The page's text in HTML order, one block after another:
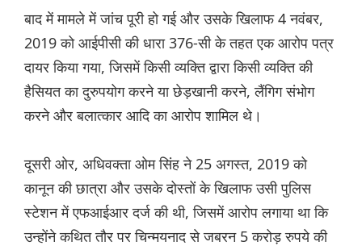
बाद में मामले में जांच पूरी हो गई और उसके खिलाफ 4 नवंबर,
2019 को आईपीसी की धारा 376-सी के तहत एक आरोप पत्र
दायर किया गया, जिसमें किसी व्यक्ति द्वारा किसी व्यक्ति की
हैसियत का दुरुपयोग करने या छेड़खानी करने, लैंगिग संभोग
करने और बलात्कार आदि का आरोप शामिल थे।
दूसरी ओर, अधिवक्ता ओम सिंह ने 25 अगस्त, 2019 को
कानून की छात्रा और उसके दोस्तों के खिलाफ उसी पुलिस
स्टेशन में एफआईआर दर्ज की थी, जिसमें आरोप लगाया था कि
उन्होंने कथित तौर पर चिन्मयनाद से जबरन 5 करोड़ रुपये की